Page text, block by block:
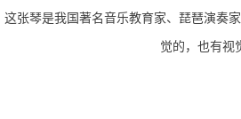
这张琴是我国著名音乐教育家、琵琶演奏家
觉的，也有视